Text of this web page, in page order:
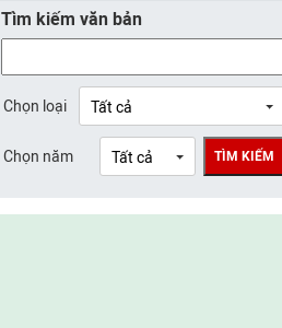
UBMTTQ Việt Nam tỉnh Nghệ An
UBMTTQ Việt Nam tỉnh Lào Cai
UBMTTQ Việt Nam tỉnh Thái Nguyên
Tìm kiếm văn bản
Chọn loại
Chọn năm TÌM KIẾM